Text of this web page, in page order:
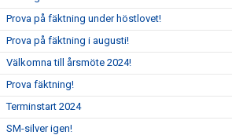
Prova på fäktning under höstlovet!
Prova på fäktning i augusti!
Välkomna till årsmöte 2024!
Prova fäktning!
Terminstart 2024
SM-silver igen!